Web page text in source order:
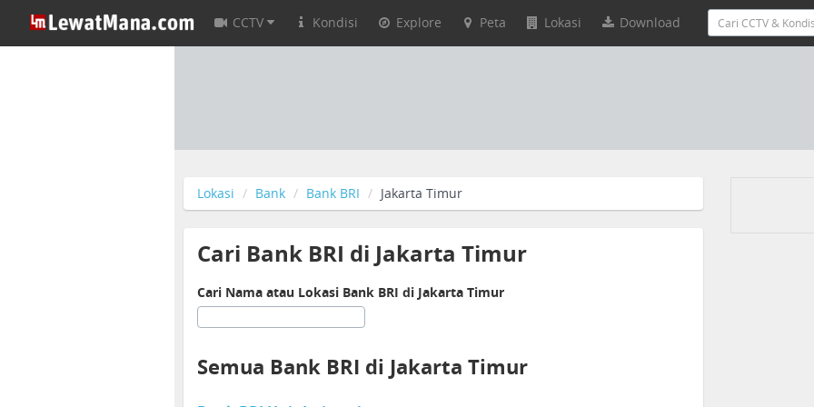
CCTV Kondisi Explore Peta Lokasi Download
Lokasi Bank Bank BRI Jakarta Timur
Cari Bank BRI di Jakarta Timur
Cari Nama atau Lokasi Bank BRI di Jakarta Timur
Semua Bank BRI di Jakarta Timur